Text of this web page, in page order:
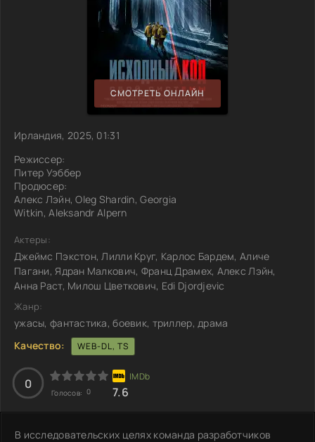
СМОТРЕТЬ ОНЛАЙН
Ирландия, 2025, 01:31
Режиссер:
Питер Уэббер
Продюсер:
Алекс Лэйн, Oleg Shardin, Georgia
Witkin, Aleksandr Alpern
Актеры:
Джеймс Пэкстон, Лилли Круг, Карлос Бардем, Аличе
Пагани, Ядран Малкович, Франц Драмех, Алекс Лэйн,
Анна Раст, Милош Цветкович, Edi Djordjevic
Жанр:
ужасы, фантастика, боевик, триллер, драма
Качество:
WEB-DL, TS
0
Голосов: 0 7.6
В исследовательских целях команда разработчиков